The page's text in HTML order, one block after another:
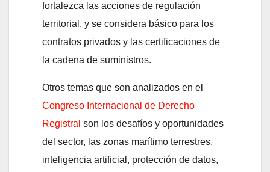
fortalezca las acciones de regulación
territorial, y se considera básico para los
contratos privados y las certificaciones de
la cadena de suministros.
Otros temas que son analizados en el
Congreso Internacional de Derecho
Registral son los desafíos y oportunidades
del sector, las zonas marítimo terrestres,
inteligencia artificial, protección de datos,